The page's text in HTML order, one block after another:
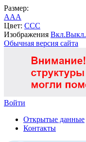
Размер:
AAA
Цвет: CCC
Изображения Вкл.Выкл.
Обычная версия сайта
Войти
Открытые данные
Контакты